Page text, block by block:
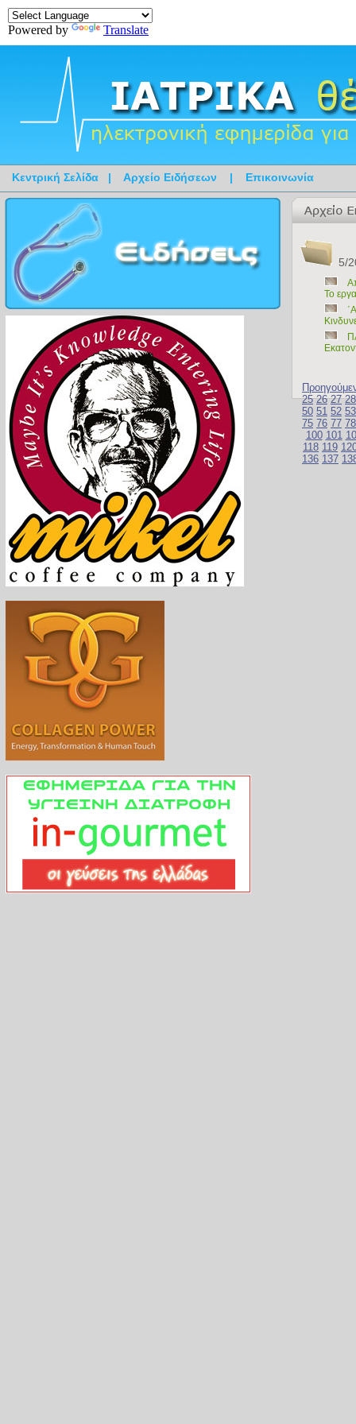
Powered by Translate
Κεντρική Σελίδα | Αρχείο Ειδήσεων | Επικοινωνία
5/
Το
25 26 27 28
50 51 52 53
75 76 77 78
100 101
118 119
136 137